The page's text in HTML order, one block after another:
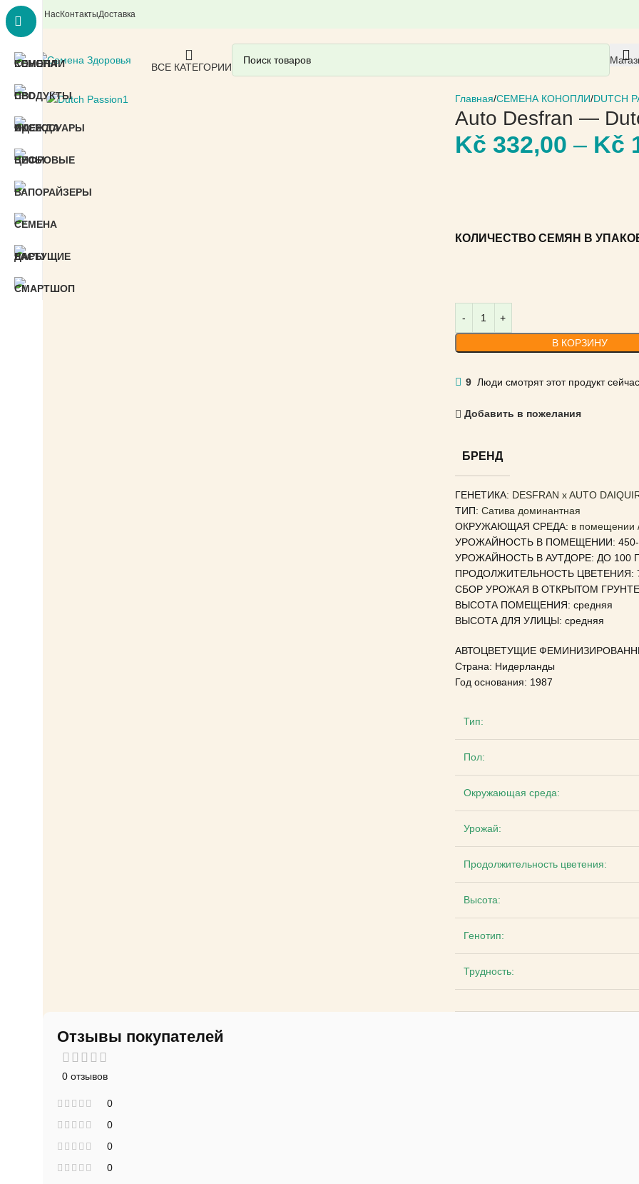
О НасКонтактыДоставка
ВСЕ КАТЕГОРИИ
Главная СЕМЕНА КОНОПЛИ DUTCH
Auto Desfran —
Kč 332,00 – Kč
КОЛИЧЕСТВО СЕМЯН В
В КОРЗИНУ
9 Люди смотрят этот продукт
Добавить в пожелания
БРЕНД
ГЕНЕТИКА: DESFRAN x AUTO
ТИП: Сатива доминантная
ОКРУЖАЮЩАЯ СРЕДА: в помещении
УРОЖАЙНОСТЬ В ПОМЕЩЕНИИ: 450-
УРОЖАЙНОСТЬ В АУТДОРЕ: ДО 100 Г/
ПРОДОЛЖИТЕЛЬНОСТЬ ЦВЕТЕНИЯ:
СБОР УРОЖАЯ В ОТКРЫТОМ
ВЫСОТА ПОМЕЩЕНИЯ: средняя
ВЫСОТА ДЛЯ УЛИЦЫ: средняя
АВТОЦВЕТУЩИЕ
Страна: Нидерланды
Год основания: 1987
Тип:
Пол:
Окружающая среда:
Урожай:
Продолжительность цветения:
Высота:
Генотип:
Трудность:
Отзывы покупателей
0 отзывов
0
0
0
0